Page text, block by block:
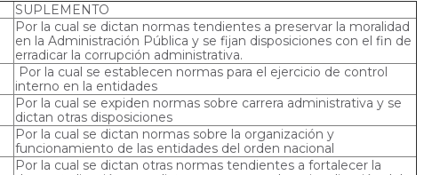
SUPLEMENTO
Por la cual se dictan normas tendientes a preservar la moralidad
en la Administración Pública y se fijan disposiciones con el fin de
erradicar la corrupción administrativa.
Por la cual se establecen normas para el ejercicio de control
interno en la entidades
Por la cual se expiden normas sobre carrera administrativa y se
dictan otras disposiciones
Por la cual se dictan normas sobre la organización y
funcionamiento de las entidades del orden nacional
Por la cual se dictan otras normas tendientes a fortalecer la